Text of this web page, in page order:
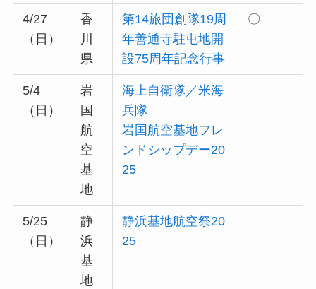
4/27
（日）
香
川
県
第14旅団創隊19周
年善通寺駐屯地開
設75周年記念行事
〇
5/4
（日）
岩
国
航
空
基
地
海上自衛隊／米海
兵隊
岩国航空基地フレ
ンドシップデー20
25
5/25
（日）
静
浜
基
地
静浜基地航空祭20
25